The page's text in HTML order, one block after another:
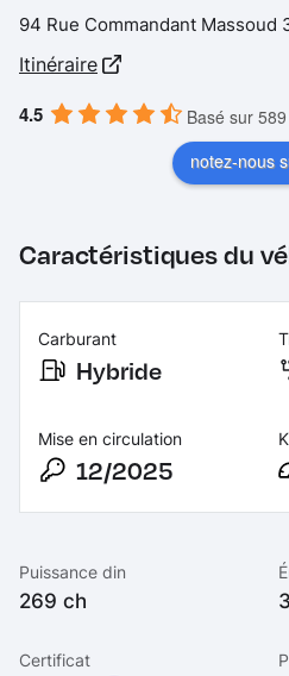
94 Rue Commandant
Itinéraire
4.5 Basé sur
notez-nous
Caractéristiques du
Carburant
Hybride
Mise en circulation
12/2025
Puissance din
269 ch
Certificat